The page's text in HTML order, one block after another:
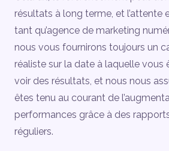
résultats à long terme, et l’attente
tant qu’agence de marketing
nous vous fournirons toujours un
réaliste sur la date à laquelle vous
voir des résultats, et nous nous
êtes tenu au courant de
performances grâce à des
réguliers.